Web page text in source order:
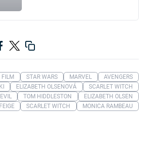
FILM STAR WARS MARVEL
AVENGERS
ELIZABETH OLSENOVÁ
SCARLET WITCH
TOM HIDDLESTON
ELIZABETH OLSEN
SCARLET WITCH MONICA RAMBEAU